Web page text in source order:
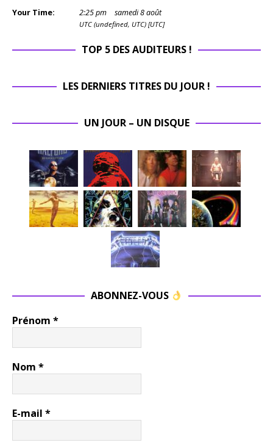
Your Time: 2:25pm samedi 8 août
UTC (undefined, UTC) [UTC]
TOP 5 DES AUDITEURS !
LES DERNIERS TITRES DU JOUR !
UN JOUR – UN DISQUE
ABONNEZ-VOUS
Prénom *
Nom *
E-mail *